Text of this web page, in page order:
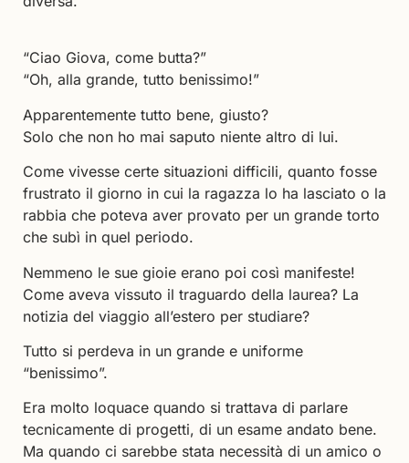
“Ciao Giova, come butta?”
“Oh, alla grande, tutto benissimo!”
Apparentemente tutto bene, giusto?
Solo che non ho mai saputo niente altro di lui.
Come vivesse certe situazioni difficili, quanto fosse
frustrato il giorno in cui la ragazza lo ha lasciato o la
rabbia che poteva aver provato per un grande torto
che subì in quel periodo.
Nemmeno le sue gioie erano poi così manifeste!
Come aveva vissuto il traguardo della laurea? La
notizia del viaggio all’estero per studiare?
Tutto si perdeva in un grande e uniforme
“benissimo”.
Era molto loquace quando si trattava di parlare
tecnicamente di progetti, di un esame andato bene.
Ma quando ci sarebbe stata necessità di un amico o